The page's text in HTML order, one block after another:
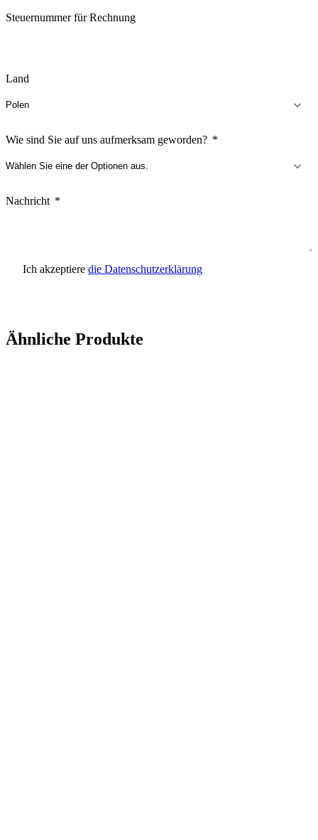
Steuernummer für Rechnung
Land
Wie sind Sie auf uns aufmerksam geworden?
Nachricht
Ich akzeptiere die Datenschutzerklärung
Ähnliche Produkte